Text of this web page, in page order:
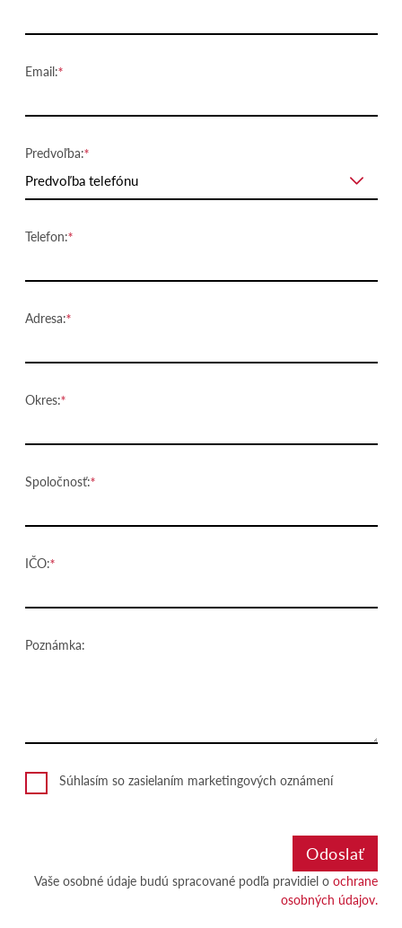
Email:
Predvoľba:
Predvoľba telefónu
Telefon:
Adresa:
Okres:
Spoločnosť:
IČO:
Poznámka:
Súhlasím so zasielaním marketingových oznámení
Vaše osobné údaje budú spracované podľa pravidiel o ochrane
osobných údajov.